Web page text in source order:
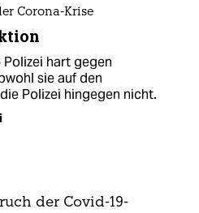
Corona-Krise
hart gegen
sie auf den
Polizei hingegen nicht.
der Covid-19-